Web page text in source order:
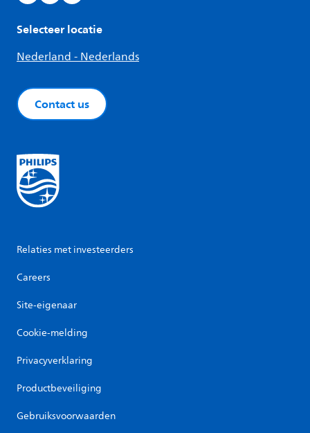
Selecteer locatie
Nederland - Nederlands
Contact us
Relaties met investeerders
Careers
Site-eigenaar
Cookie-melding
Privacyverklaring
Productbeveiliging
Gebruiksvoorwaarden